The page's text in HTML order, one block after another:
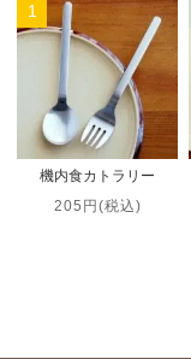
1
機内食カトラリー
205円(税込)